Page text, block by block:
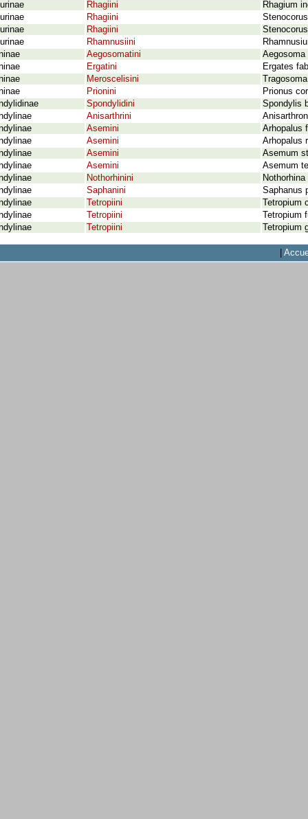
Rhagiini
Rhagium
Rhagiini
Rhagiini
Rhamnusiini
Aegosomatini
Aegosoma
Ergatini
Ergates
Meroscelisini
Prionini
Prionus
Spondylidini
Spondylis
Anisarthrini
Asemini
Arhopalus
Asemini
Arhopalus
Asemini
Asemum
Asemini
Asemum
Nothorhinini
Saphanini
Saphanus
Tetropiini
Tetropiini
Tetropiini Tetropium